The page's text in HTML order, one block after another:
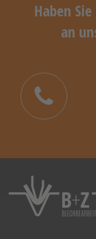
Haben
an